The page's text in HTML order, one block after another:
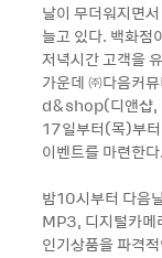
날이 무더워지면
늘고 있다. 백화점
저녁시간 고객을
가운데 ㈜다음커
d&shop(디앤샵
17일부터(목)부터
이벤트를 마련한다.
밤10시부터 다음
MP3, 디지털카메
인기상품을 파격